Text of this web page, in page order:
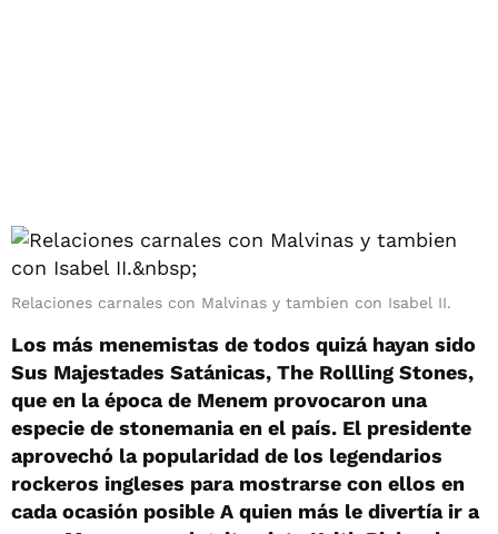
Relaciones carnales con Malvinas y tambien con Isabel II.
Los más menemistas de todos quizá hayan sido
Sus Majestades Satánicas, The Rollling Stones,
que en la época de Menem provocaron una
especie de stonemania en el país. El presidente
aprovechó la popularidad de los legendarios
rockeros ingleses para mostrarse con ellos en
cada ocasión posible A quien más le divertía ir a